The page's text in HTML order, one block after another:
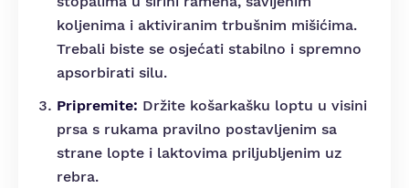
koljenima i aktiviranim trbušnim mišićima.
Trebali biste se osjećati stabilno i spremno
apsorbirati silu.
Pripremite: Držite košarkašku loptu u visini
prsa s rukama pravilno postavljenim sa
strane lopte i laktovima priljubljenim uz
rebra.